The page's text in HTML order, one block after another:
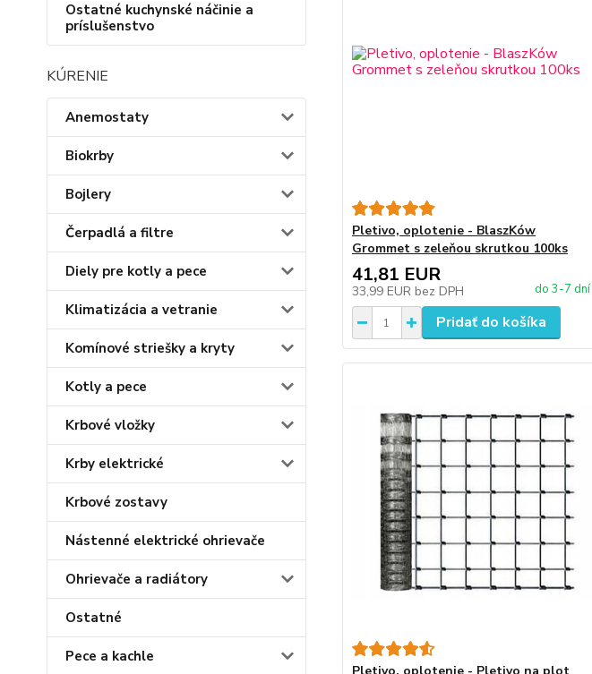
Ostatné kuchynské náčinie a
príslušenstvo
KÚRENIE
Anemostaty
Biokrby
Bojlery
Čerpadlá a filtre
Diely pre kotly a pece
Klimatizácia a vetranie
Komínové striešky a kryty
Kotly a pece
Krbové vložky
Krby elektrické
Krbové zostavy
Nástenné elektrické ohrievače
Ohrievače a radiátory
Ostatné
Pece a kachle
Pletivo, oplotenie - BlaszKów
Grommet s zeleňou skrutkou 100ks
41,81 EUR
33,99 EUR bez DPH do 3-7 dní
Pridať do košíka